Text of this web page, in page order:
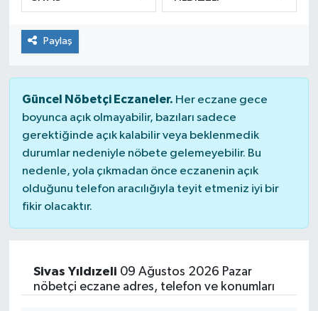
Paylaş
Güncel Nöbetçi Eczaneler. Her eczane gece
boyunca açık olmayabilir, bazıları sadece
gerektiğinde açık kalabilir veya beklenmedik
durumlar nedeniyle nöbete gelemeyebilir. Bu
nedenle, yola çıkmadan önce eczanenin açık
olduğunu telefon aracılığıyla teyit etmeniz iyi bir
fikir olacaktır.
Sivas Yıldızeli 09 Ağustos 2026 Pazar
nöbetçi eczane adres, telefon ve konumları